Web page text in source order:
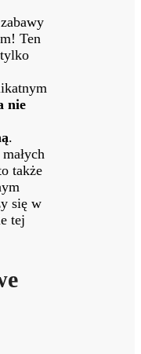
Ten
nie
.
także
się w
tej